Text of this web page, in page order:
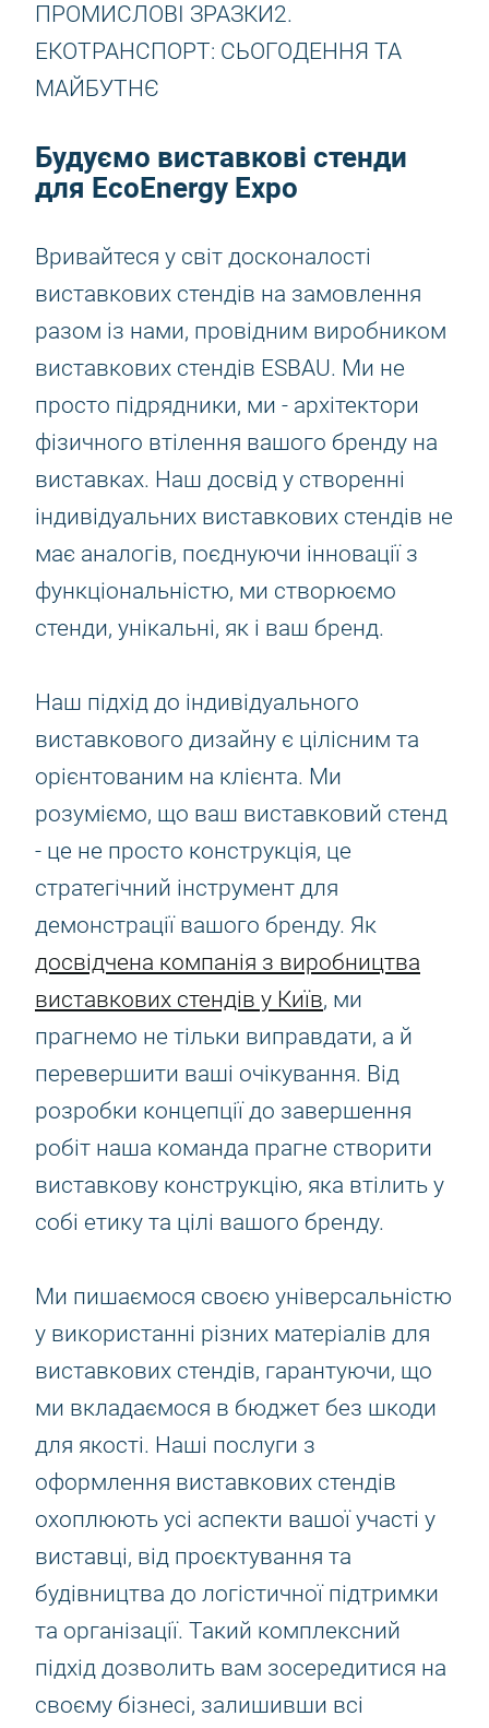
ПРОМИСЛОВІ ЗРАЗКИ2.
ЕКОТРАНСПОРТ: СЬОГОДЕННЯ ТА
МАЙБУТНЄ
Будуємо виставкові стенди
для EcoEnergy Expo
Вривайтеся у світ досконалості
виставкових стендів на замовлення
разом із нами, провідним виробником
виставкових стендів ESBAU. Ми не
просто підрядники, ми - архітектори
фізичного втілення вашого бренду на
виставках. Наш досвід у створенні
індивідуальних виставкових стендів не
має аналогів, поєднуючи інновації з
функціональністю, ми створюємо
стенди, унікальні, як і ваш бренд.
Наш підхід до індивідуального
виставкового дизайну є цілісним та
орієнтованим на клієнта. Ми
розуміємо, що ваш виставковий стенд
- це не просто конструкція, це
стратегічний інструмент для
демонстрації вашого бренду. Як
досвідчена компанія з виробництва
виставкових стендів у Київ, ми
прагнемо не тільки виправдати, а й
перевершити ваші очікування. Від
розробки концепції до завершення
робіт наша команда прагне створити
виставкову конструкцію, яка втілить у
собі етику та цілі вашого бренду.
Ми пишаємося своєю універсальністю
у використанні різних матеріалів для
виставкових стендів, гарантуючи, що
ми вкладаємося в бюджет без шкоди
для якості. Наші послуги з
оформлення виставкових стендів
охоплюють усі аспекти вашої участі у
виставці, від проєктування та
будівництва до логістичної підтримки
та організації. Такий комплексний
підхід дозволить вам зосередитися на
своєму бізнесі, залишивши всі